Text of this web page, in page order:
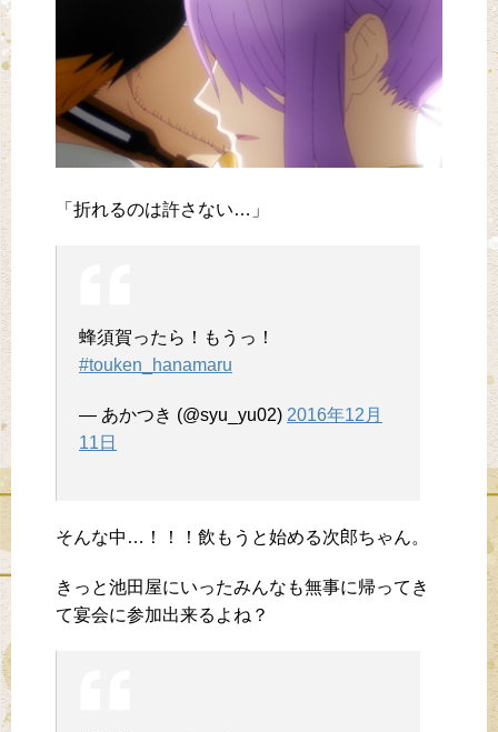
「折れるのは許さない…」
蜂須賀ったら！もうっ！
#touken_hanamaru
— あかつき (@syu_yu02) 2016年12月
11日
そんな中…！！！飲もうと始める次郎ちゃん。
きっと池田屋にいったみんなも無事に帰ってき
て宴会に参加出来るよね？